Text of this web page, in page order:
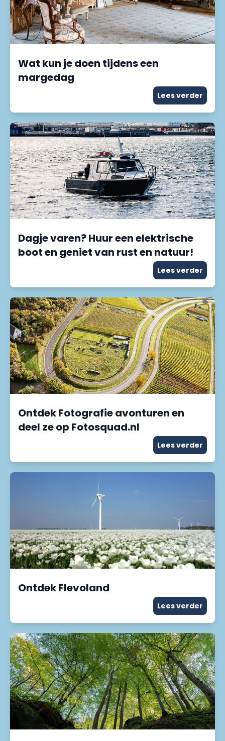
Wat kun je doen tijdens een
margedag
Lees verder
Dagje varen? Huur een elektrische
boot en geniet van rust en natuur!
Lees verder
Ontdek Fotografie avonturen en
deel ze op Fotosquad.nl
Lees verder
Ontdek Flevoland
Lees verder